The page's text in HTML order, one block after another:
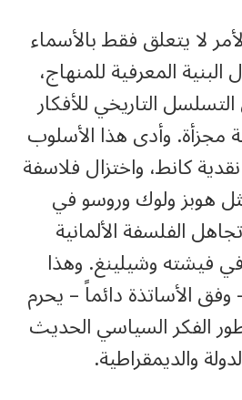
لا يتعلق فقط بالأسماء
المعرفية للمنهاج،
التاريخي للأفكار
مجزأة. وأدى هذا الأسلوب
كانط، واختزال فلاسفة
هوبز ولوك وروسو في
الفلسفة الألمانية
فيشته وشيلينغ. وهذا
الأساتذة دائماً – يحرم
الفكر السياسي الحديث
والديمقراطية.